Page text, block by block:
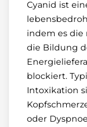
Cyanid ist
indem es
die Bildung
blockiert.
Intoxikation
oder